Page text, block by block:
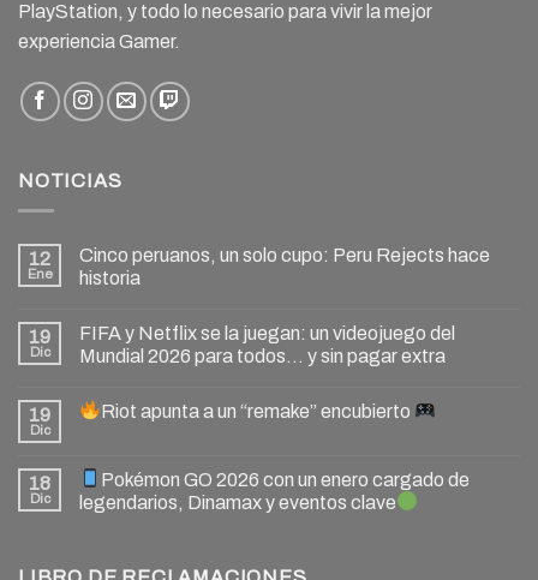
PlayStation, y todo lo necesario para vivir la mejor
experiencia Gamer.
NOTICIAS
12
Ene
Cinco peruanos, un solo cupo: Peru Rejects hace
historia
19
Dic
FIFA y Netflix se la juegan: un videojuego del
Mundial 2026 para todos… y sin pagar extra
19
Dic
Riot apunta a un “remake” encubierto
18
Dic
Pokémon GO 2026 con un enero cargado de
legendarios, Dinamax y eventos clave